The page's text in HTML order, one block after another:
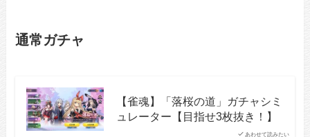
通常ガチャ
あわせて読みたい
【雀魂】「落桜の道」ガチャシミ
ュレーター【目指せ3枚抜き！】